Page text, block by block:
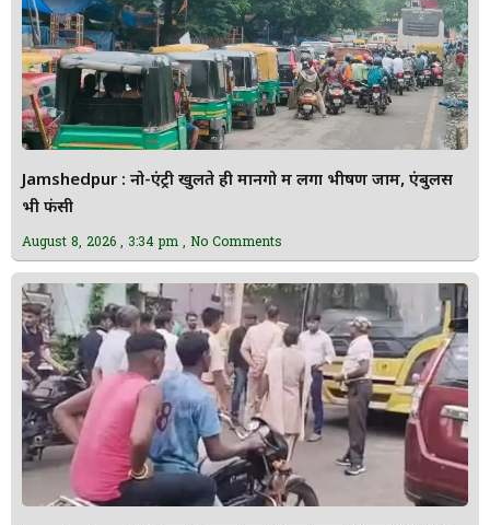
Jamshedpur : नो-एंट्री खुलते ही मानगो में लगा भीषण जाम, एंबुलेंस
भी फंसी
August 8, 2026 3:34 pm No Comments